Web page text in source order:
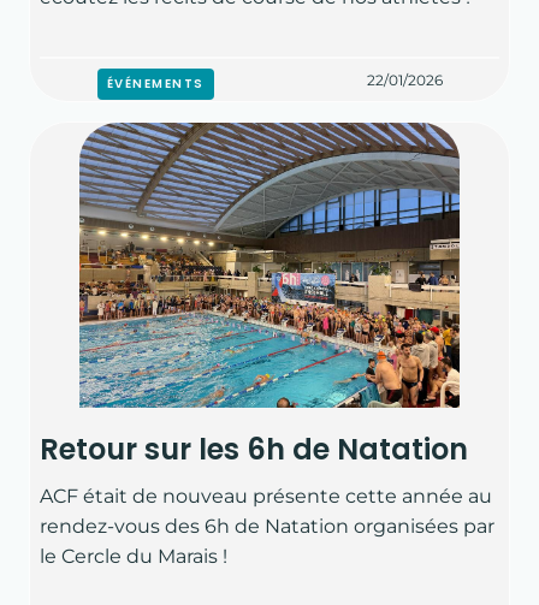
ÉVÉNEMENTS 22/01/2026
Retour sur les 6h de Natation
ACF était de nouveau présente cette année au
rendez-vous des 6h de Natation organisées par
le Cercle du Marais !